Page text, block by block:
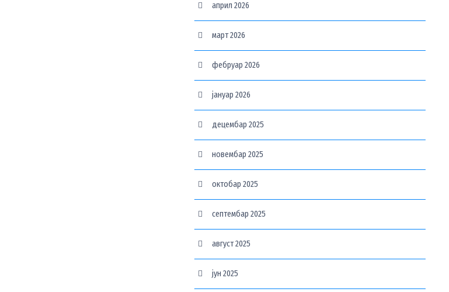
април 2026
март 2026
фебруар 2026
јануар 2026
децембар 2025
новембар 2025
октобар 2025
септембар 2025
август 2025
јун 2025